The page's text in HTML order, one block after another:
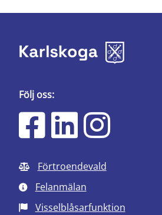
Följ oss:
Förtroendevald
Felanmälan
Visselblåsarfunktion